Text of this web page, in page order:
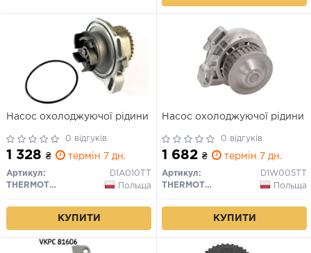
Насос охолоджуючої рідини
0 відгуків
1 328 ₴ термін 7 дн.
Артикул:
D1A010TT
THERMOTEC
Польща
КУПИТИ
Насос охолоджуючої рідини
0 відгуків
1 682 ₴ термін 7 дн.
Артикул:
D1W005TT
THERMOTEC
Польща
КУПИТИ